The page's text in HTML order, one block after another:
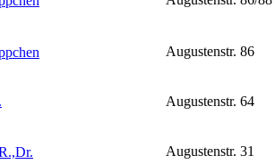
Augustenstr. 86
Augustenstr. 64
Augustenstr. 31